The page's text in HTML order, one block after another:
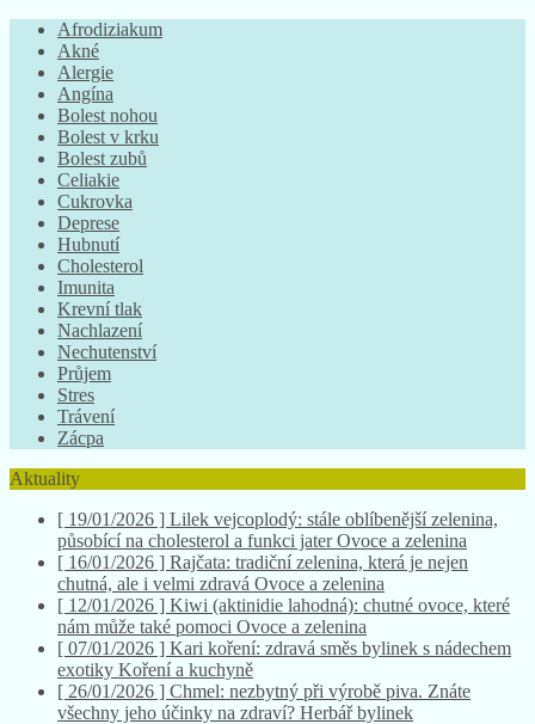
Afrodiziakum
Akné
Alergie
Angína
Bolest nohou
Bolest v krku
Bolest zubů
Celiakie
Cukrovka
Deprese
Hubnutí
Cholesterol
Imunita
Krevní tlak
Nachlazení
Nechutenství
Průjem
Stres
Trávení
Zácpa
Aktuality
[ 19/01/2026 ] Lilek vejcoplodý: stále oblíbenější zelenina,
působící na cholesterol a funkci jaterOvoce a zelenina
[ 16/01/2026 ] Rajčata: tradiční zelenina, která je nejen
chutná, ale i velmi zdravá Ovoce a zelenina
[ 12/01/2026 ] Kiwi (aktinidie lahodná): chutné ovoce, které
nám může také pomoci Ovoce a zelenina
[ 07/01/2026 ] Kari koření: zdravá směs bylinek s nádechem
exotiky Koření a kuchyně
[ 26/01/2026 ] Chmel: nezbytný při výrobě piva. Znáte
všechny jeho účinky na zdraví? Herbář bylinek